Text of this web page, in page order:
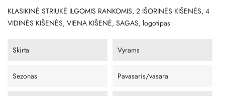
KLASIKINĖ STRIUKĖ ILGOMIS RANKOMIS, 2 IŠORINĖS KIŠENĖS, 4
VIDINĖS KIŠENĖS, VIENA KIŠENĖ, SAGAS, logotipas
Skirta Vyrams
Sezonas Pavasaris/vasara